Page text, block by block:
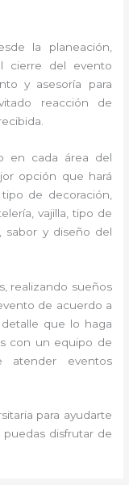
la planeación,
cierre del evento
y asesoría para
reacción de
en cada área del
opción que hará
de decoración,
vajilla, tipo de
sabor y diseño del
realizando sueños
de acuerdo a
que lo haga
con un equipo de
atender eventos
para ayudarte
disfrutar de